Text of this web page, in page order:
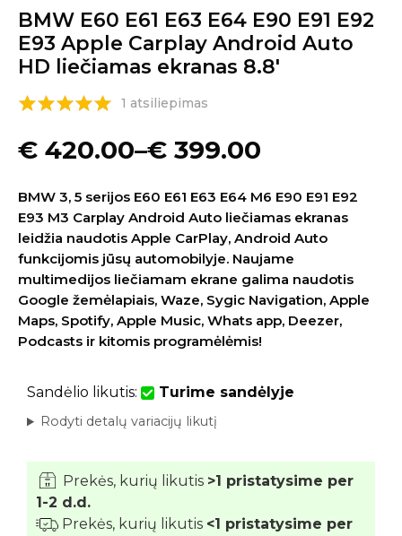
BMW E60 E61 E63 E64 E90 E91 E92
E93 Apple Carplay Android Auto
HD liečiamas ekranas 8.8′
1 atsiliepimas
€ 399.00
–
€ 420.00
BMW 3, 5 serijos E60 E61 E63 E64 M6 E90 E91 E92
E93 M3 Carplay Android Auto liečiamas ekranas
leidžia naudotis Apple CarPlay, Android Auto
funkcijomis jūsų automobilyje. Naujame
multimedijos liečiamam ekrane galima naudotis
Google žemėlapiais, Waze, Sygic Navigation, Apple
Maps, Spotify, Apple Music, Whats app, Deezer,
Podcasts ir kitomis programėlėmis!
Sandėlio likutis: Turime sandėlyje
Rodyti detalų variacijų likutį
Prekės, kurių likutis >1 pristatysime per
1-2 d.d.
Prekės, kurių likutis <1 pristatysime per